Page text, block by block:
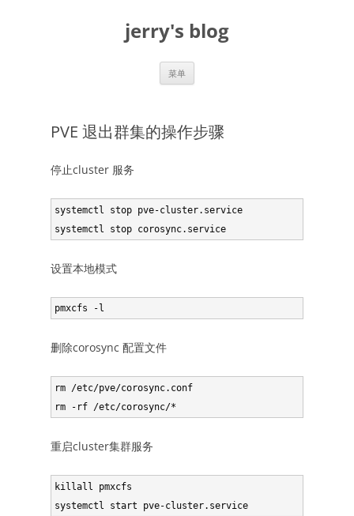
jerry's blog
菜单
PVE 退出群集的操作步骤
停止cluster 服务
systemctl stop pve-cluster.service
设置本地模式
删除corosync 配置文件
rm /etc/pve/corosync.conf
重启cluster集群服务
killall pmxcfs